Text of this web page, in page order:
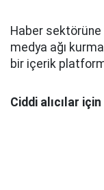
Haber sektörüne
medya ağı
bir içerik
Ciddi alıcılar